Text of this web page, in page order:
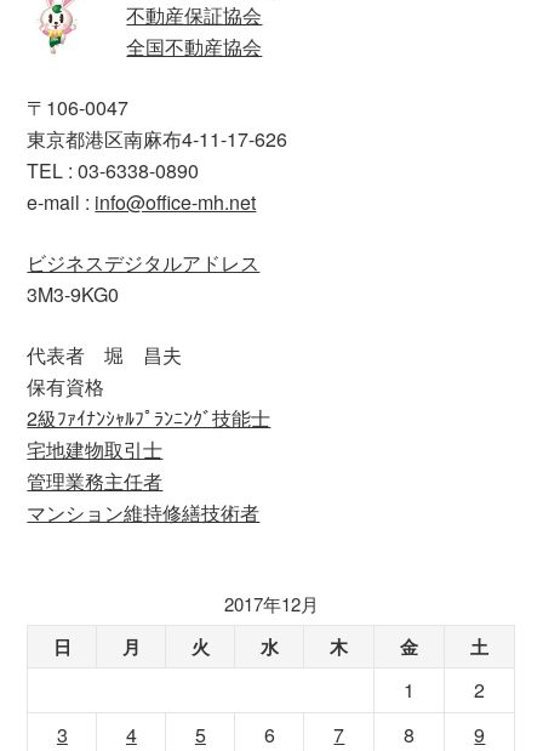
不動産保証協会
全国不動産協会
〒106-0047
東京都港区南麻布4-11-17-626
TEL : 03-6338-0890
e-mail : info@office-mh.net
ビジネスデジタルアドレス
3M3-9KG0
代表者 堀 昌夫
保有資格
2級ﾌｧｲﾅﾝｼｬﾙﾌﾟﾗﾝﾆﾝｸﾞ技能士
宅地建物取引士
管理業務主任者
マンション維持修繕技術者
2017年12月
日 月 火 水 木 金 土
1
2
3
4 5 6 7 8
9